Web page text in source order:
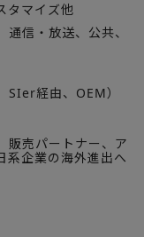
タマイズ他
信・放送、公共、
SIer経由、OEM）
販売パートナー、ア
系企業の海外進出へ